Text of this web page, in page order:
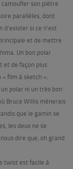
son piètre
parallèles, dont
d’exister si ce n’est
et de mettre
Un bon polar
et de façon plus
film à sketch ».
polar ni un très bon
Bruce Willis mènerais
que le gamin se
les deux ne se
dire que, oh grand
twist est facile à